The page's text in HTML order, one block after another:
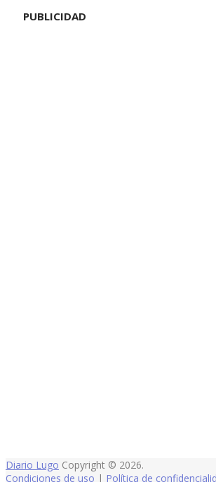
PUBLICIDAD
Diario Lugo Copyright © 2026.
Condiciones de uso | Política de